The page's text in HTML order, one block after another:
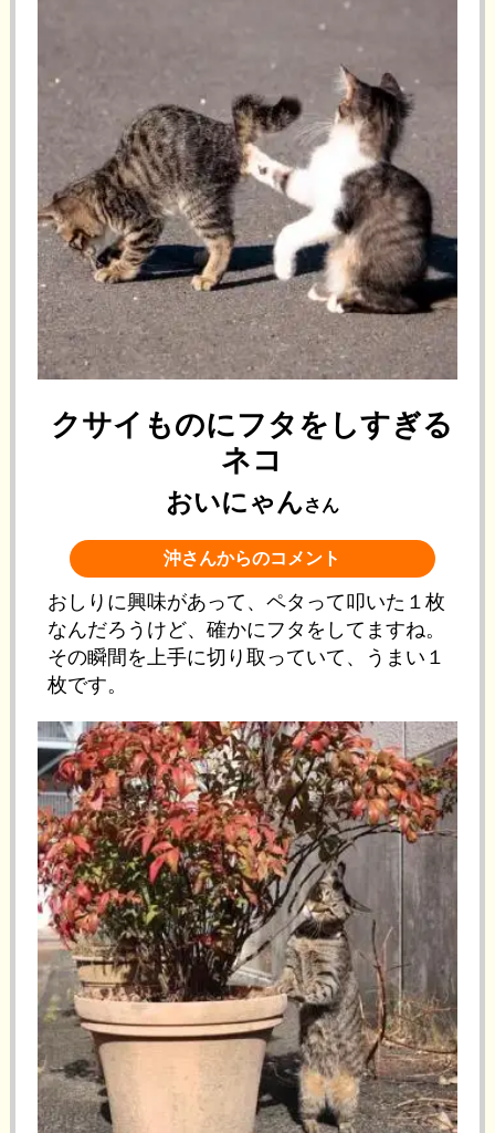
クサイものにフタをしすぎる
ネコ
おいにゃんさん
沖さんからのコメント
おしりに興味があって、ペタって叩いた１枚
なんだろうけど、確かにフタをしてますね。
その瞬間を上手に切り取っていて、うまい１
枚です。